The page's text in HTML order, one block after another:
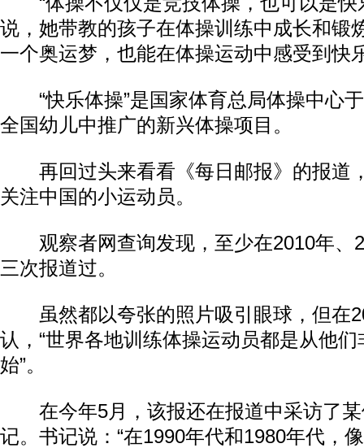
说，她带教的孩子在体操训练中成长和锻
一个奥运梦，也能在体操运动中感受到快
“快乐体操”是国家体育总局体操中心
全国幼儿中推广的新兴体操项目。
再回过头来看看《每日邮报》的报道
关注中国的小运动员。
观察者网查询发现，至少在2010年、
三次报道过。
虽然都以夸张的照片吸引眼球，但在
认，“世界各地训练体操运动员都是从他
始”。
在今年5月，该报还在报道中采访了某
记。书记说：“在1990年代和1980年代，